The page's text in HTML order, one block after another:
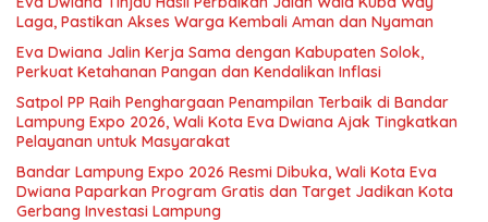
Laga, Pastikan Akses Warga Kembali Aman dan Nyaman
Eva Dwiana Jalin Kerja Sama dengan Kabupaten Solok,
Perkuat Ketahanan Pangan dan Kendalikan Inflasi
Satpol PP Raih Penghargaan Penampilan Terbaik di Bandar
Lampung Expo 2026, Wali Kota Eva Dwiana Ajak Tingkatkan
Pelayanan untuk Masyarakat
Bandar Lampung Expo 2026 Resmi Dibuka, Wali Kota Eva
Dwiana Paparkan Program Gratis dan Target Jadikan Kota
Gerbang Investasi Lampung